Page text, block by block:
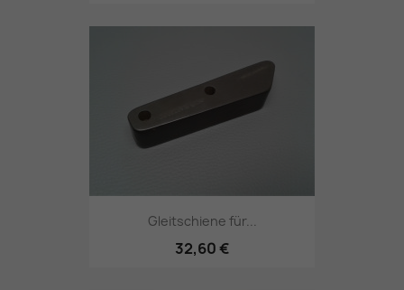
Gleitschiene für...
32,60 €